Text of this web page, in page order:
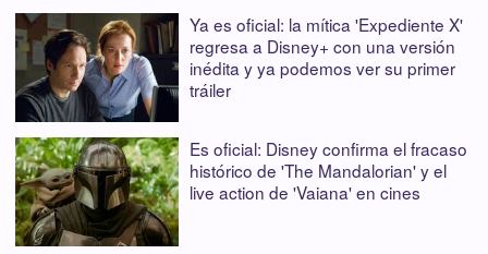
Ya es oficial: la mítica 'Expediente X'
regresa a Disney+ con una versión
inédita y ya podemos ver su primer
tráiler
Es oficial: Disney confirma el fracaso
histórico de 'The Mandalorian' y el
live action de 'Vaiana' en cines